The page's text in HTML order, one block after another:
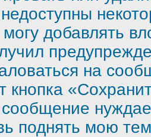
добавлять
на
кнопка
поднять мою